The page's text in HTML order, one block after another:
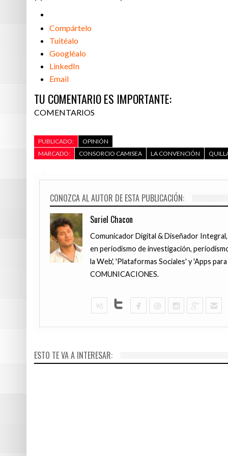
Compártelo
Tuitéalo
Googléalo
LinkedIn
Email
TU COMENTARIO ES IMPORTANTE:
COMENTARIOS
PUBLICADO:
OPINIÓN
MARCADO:
CONSORCIO CAMISEA LA CONVENCIÓN
CONOZCA AL AUTOR DE ESTA PUBLICACIÓN:
Suriel Chacon
Comunicador Digital & Diseñador
en periodismo de investigación,
la Web', 'Plataformas Sociales' y 'Apps
COMUNICACIONES.
ESTO TE VA A INTERESAR:
víctima del
JULIO 18,
tanto